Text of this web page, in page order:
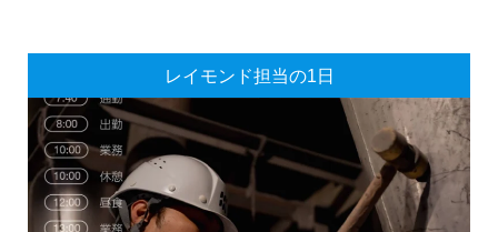
レイモンド担当の1日